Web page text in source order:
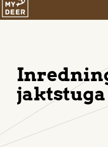
jaktstuga